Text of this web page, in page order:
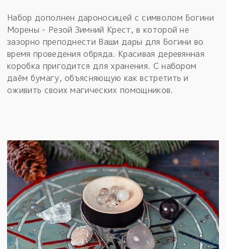
Набор дополнен дароносицей с символом Богини
Морены - Резой Зимний Крест, в которой не
зазорно преподнести Ваши дары для Богини во
время проведения обряда. Красивая деревянная
коробка пригодится для хранения. С набором
даём бумагу, объясняющую как встретить и
оживить своих магических помощников.